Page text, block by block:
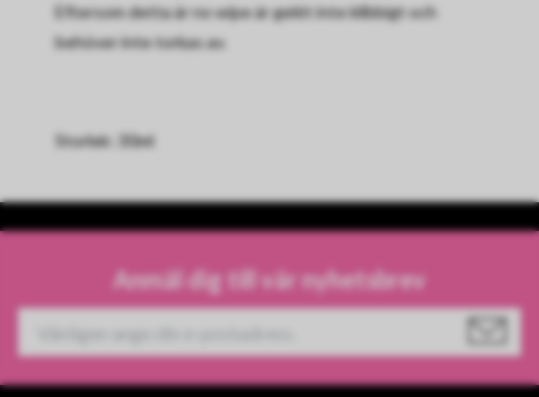
Eftersom detta är no wipe är gelét inte klibbigt och
behöver inte torkas av.
Storlek: 30ml
Anmäl dig till vår nyhetsbrev